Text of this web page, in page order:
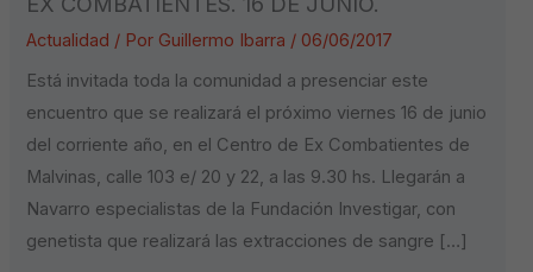
Actualidad / Por Guillermo Ibarra / 06/06/2017
Está invitada toda la comunidad a presenciar este
encuentro que se realizará el próximo viernes 16 de junio
del corriente año, en el Centro de Ex Combatientes de
Malvinas, calle 103 e/ 20 y 22, a las 9.30 hs. Llegarán a
Navarro especialistas de la Fundación Investigar, con
genetista que realizará las extracciones de sangre […]